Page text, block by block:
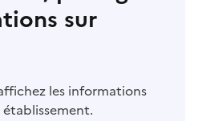
sur
les informations